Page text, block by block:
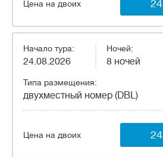
Цена на двоих
Начало тура:
24.08.2026
Типа размещения:
двухместный номер (DBL)
Ночей:
8 ночей
Цена на двоих